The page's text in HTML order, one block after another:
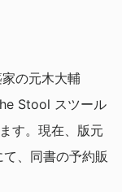
の元木大輔
Stool スツール
す。現在、版元
、同書の予約販